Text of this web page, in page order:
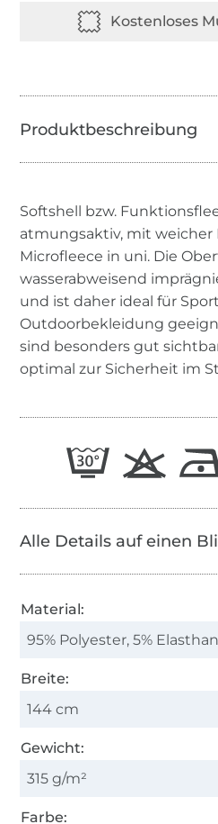
Softshell bzw.
atmungsaktiv, mit weicher
Microfleece in uni. Die
wasserabweisend
und ist daher ideal für
Outdoorbekleidung
sind besonders gut
optimal zur Sicherheit im
Alle Details auf einen
Material:
95% Polyester, 5% Elasthan
Breite:
144 cm
Gewicht:
315 g/m²
Farbe: